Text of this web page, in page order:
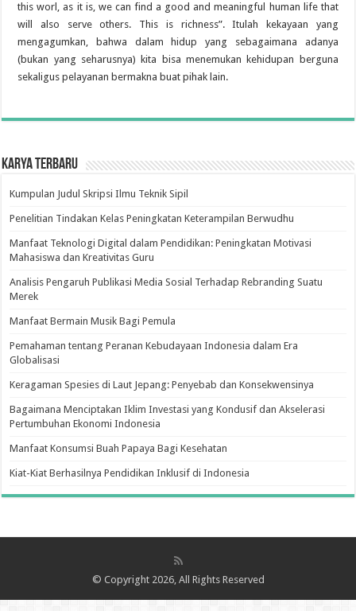
this worl, as it is, we can find a good and meaningful human life that
will also serve others. This is richness”. Itulah kekayaan yang
mengagumkan, bahwa dalam hidup yang sebagaimana adanya
(bukan yang seharusnya) kita bisa menemukan kehidupan berguna
sekaligus pelayanan bermakna buat pihak lain.
Karya Terbaru
Kumpulan Judul Skripsi Ilmu Teknik Sipil
Penelitian Tindakan Kelas Peningkatan Keterampilan Berwudhu
Manfaat Teknologi Digital dalam Pendidikan: Peningkatan Motivasi
Mahasiswa dan Kreativitas Guru
Analisis Pengaruh Publikasi Media Sosial Terhadap Rebranding Suatu
Merek
Manfaat Bermain Musik Bagi Pemula
Pemahaman tentang Peranan Kebudayaan Indonesia dalam Era
Globalisasi
Keragaman Spesies di Laut Jepang: Penyebab dan Konsekwensinya
Bagaimana Menciptakan Iklim Investasi yang Kondusif dan Akselerasi
Pertumbuhan Ekonomi Indonesia
Manfaat Konsumsi Buah Papaya Bagi Kesehatan
Kiat-Kiat Berhasilnya Pendidikan Inklusif di Indonesia
© Copyright 2026, All Rights Reserved